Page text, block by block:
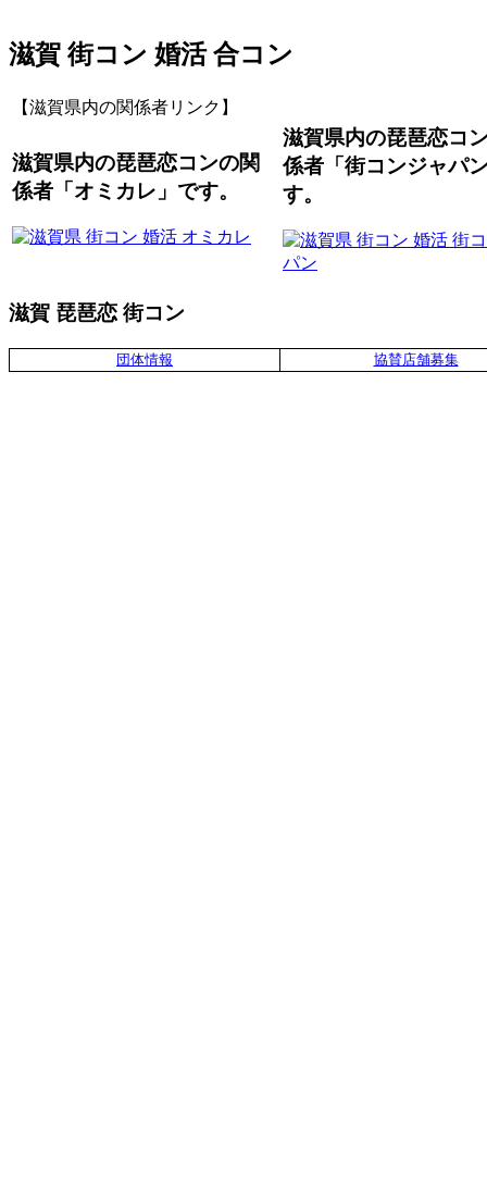
滋賀 街コン 婚活 合コン
【滋賀県内の関係者リンク】
滋賀県内の琵琶恋コンの関
係者「オミカレ」です。
滋賀県内の琵琶恋コ
係者「街コンジャパ
す。
滋賀 琵琶恋 街コン
団体情報 協賛店舗募集